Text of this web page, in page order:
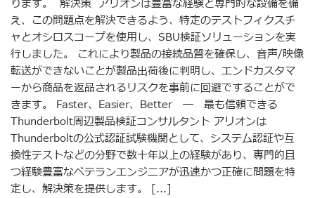
ります。 解決策 アリオンは豊富な経験と専門的な設備を備
え、この問題点を解決できるよう、特定のテストフィクスチ
ャとオシロスコープを使用し、SBU検証ソリューションを実
行しました。 これにより製品の接続品質を確保し、音声/映像
転送ができないことが製品出荷後に判明し、エンドカスタマ
ーから商品を返品されるリスクを事前に回避ですることがで
きます。 Faster、Easier、Better ― 最も信頼できる
Thunderbolt周辺製品検証コンサルタント アリオンは
Thunderboltの公式認証試験機関として、システム認証や互
換性テストなどの分野で数十年以上の経験があり、専門的且
つ経験豊富なベテランエンジニアが迅速かつ正確に問題を特
定し、解決策を提供します。 [...]